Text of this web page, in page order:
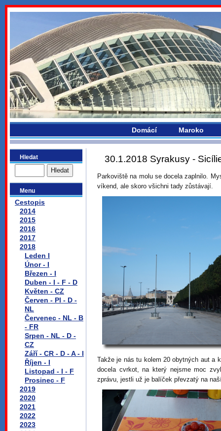
bydlikemevropou.com
Domácí Maroko
Hledat
Menu
Cestopis
2014
2015
2016
2017
2018
Leden I
Únor - I
Březen - I
Duben - I - F - D
Květen - CZ
Červen - Pl - D -
NL
Červenec - NL - B
- FR
Srpen - NL - D -
CZ
Září - CR - D - A - I
Říjen - I
Listopad - I - F
Prosinec - F
2019
2020
2021
2022
2023
30.1.2018 Syrakusy -
Parkoviště na molu se docela zaplnilo.
víkend, ale skoro všichni tady zůstávají.
Takže je nás tu kolem 20 obytných aut a
docela cvrkot, na který nejsme moc
zprávu, jestli už je balíček převzatý na